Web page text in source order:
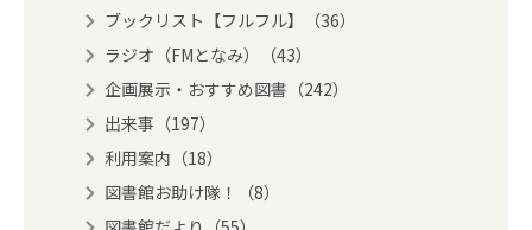
ブックリスト【フルフル】（36）
ラジオ（FMとなみ）（43）
企画展示・おすすめ図書（242）
出来事（197）
利用案内（18）
図書館お助け隊！（8）